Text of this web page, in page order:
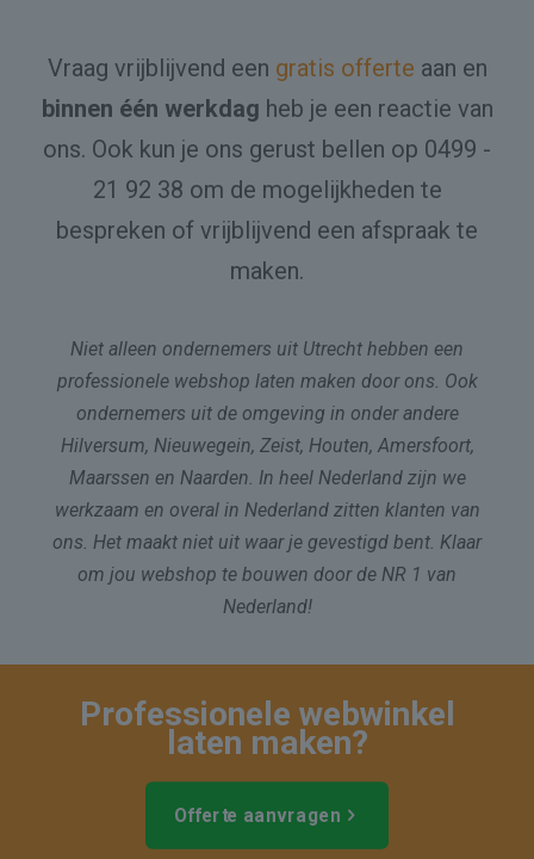
Vraag vrijblijvend een gratis offerte aan en
binnen één werkdag heb je een reactie van
ons. Ook kun je ons gerust bellen op 0499 -
21 92 38 om de mogelijkheden te
bespreken of vrijblijvend een afspraak te
maken.
Niet alleen ondernemers uit Utrecht hebben een
professionele webshop laten maken door ons. Ook
ondernemers uit de omgeving in onder andere
Hilversum, Nieuwegein, Zeist, Houten, Amersfoort,
Maarssen en Naarden. In heel Nederland zijn we
werkzaam en overal in Nederland zitten klanten van
ons. Het maakt niet uit waar je gevestigd bent. Klaar
om jou webshop te bouwen door de NR 1 van
Nederland!
Professionele webwinkel
laten maken?
Offerte aanvragen